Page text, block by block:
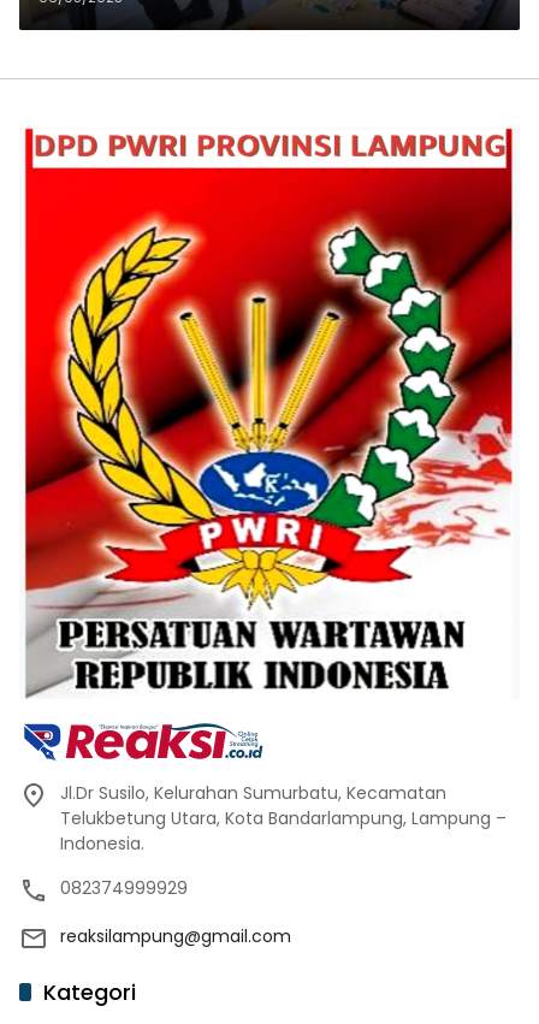
Jl.Dr Susilo, Kelurahan Sumurbatu, Kecamatan
Telukbetung Utara, Kota Bandarlampung, Lampung –
Indonesia.
082374999929
reaksilampung@gmail.com
Kategori